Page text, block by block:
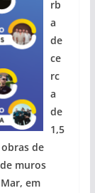
rb
a
de
ce
rc
a
de
1,5
de
muros
em